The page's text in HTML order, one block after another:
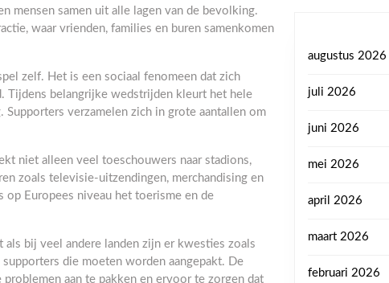
mensen samen uit alle lagen van de bevolking.
waar vrienden, families en buren samenkomen
zelf. Het is een sociaal fenomeen dat zich
Tijdens belangrijke wedstrijden kleurt het hele
verzamelen zich in grote aantallen om
niet alleen veel toeschouwers naar stadions,
zoals televisie-uitzendingen, merchandising en
op Europees niveau het toerisme en de
bij veel andere landen zijn er kwesties zoals
die moeten worden aangepakt. De
aan te pakken en ervoor te zorgen dat
augustus 2026
juli 2026
juni 2026
mei 2026
april 2026
maart 2026
februari 2026